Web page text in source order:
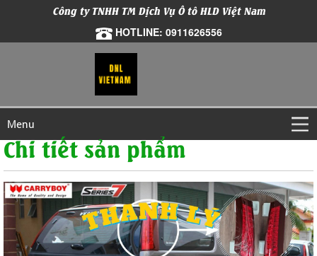
Công ty TNHH TM Dịch Vụ Ô tô HLD Việt Nam
HOTLINE: 0911626556
Menu
Chi tiết sản phẩm